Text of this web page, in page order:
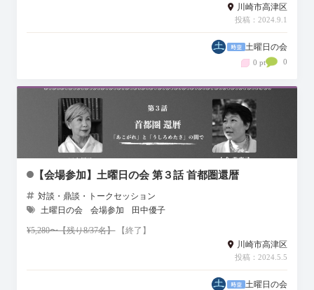
川崎市高津区
投稿：2024.9.1
土曜日の会
0 pt 0
【会場参加】土曜日の会 第３話 首都圏還暦
対談・鼎談・トークセッション
土曜日の会
会場参加 田中優子
¥5,280〜【残り8/37名】【終了】
川崎市高津区
投稿：2024.5.5
土曜日の会